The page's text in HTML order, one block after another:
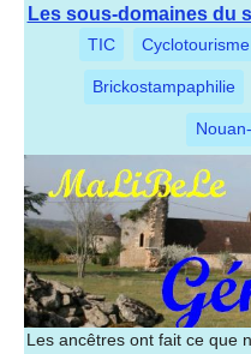
Les sous-domaines du
TIC Cyclotourisme
Brickostampaphilie
Les ancêtres ont fait ce que